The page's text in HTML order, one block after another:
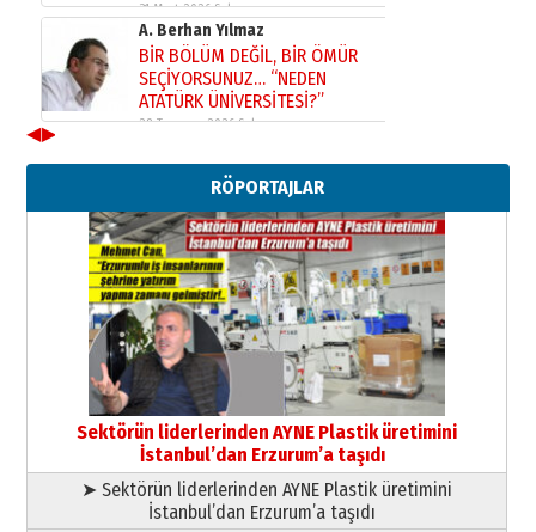
31 Mart 2026 Salı
A. Berhan Yılmaz
BİR BÖLÜM DEĞİL, BİR ÖMÜR
SEÇİYORSUNUZ… “NEDEN
ATATÜRK ÜNİVERSİTESİ?”
28 Temmuz 2026 Salı
Ahmed Yesevi’den bir Alperen…
”Reisimiz” idi… Hakka yürüdü.!
26 Mart 2026 Perşembe
Cem Bakırcı
Ardında bıraktığı hatıralarıyla
gönül adamı Faruk Terzioğlu!
13 Mayıs 2026 Çarşamba
Esat BİNDESEN
Başkan Sekmen’den Erzurum’a
bir vizyon proje daha!
02 Ağustos 2026 Pazar
◀▶
RÖPORTAJLAR
Sektörün liderlerinden AYNE Plastik üretimini
İstanbul’dan Erzurum’a taşıdı
➤ Sektörün liderlerinden AYNE Plastik üretimini
İstanbul’dan Erzurum’a taşıdı